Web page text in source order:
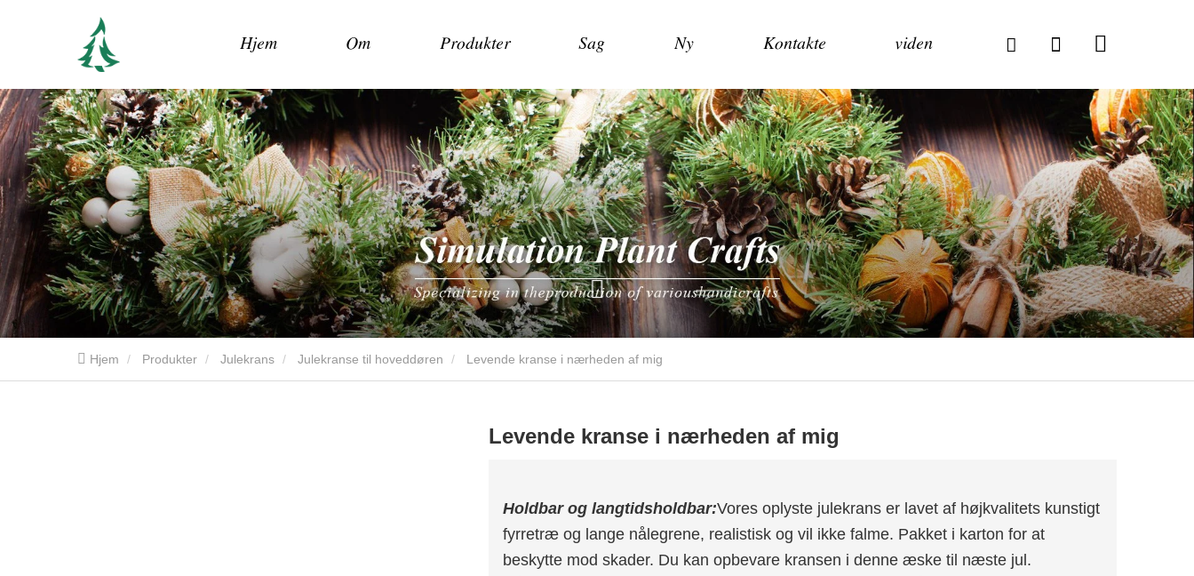
Hjem Om Produkter Sag Ny Kontakte viden
Hjem Produkter Julekrans Julekranse til hoveddøren Levende kranse i nærheden af ​​mig
Levende kranse i nærheden af ​​mig
Holdbar og langtidsholdbar:Vores oplyste julekrans er lavet af højkvalitets kunstigt
fyrretræ og lange nålegrene, realistisk og vil ikke falme. Pakket i karton for at
beskytte mod skader. Du kan opbevare kransen i denne æske til næste jul.